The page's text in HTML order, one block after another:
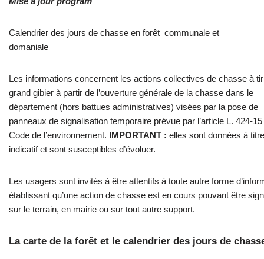
Calendrier des jours de chasse en forêt communale et
domaniale
Les informations concernent les actions collectives de chasse à
grand gibier à partir de l’ouverture générale de la chasse dans le
département (hors battues administratives) visées par la pose de
panneaux de signalisation temporaire prévue par l’article L. 424-15
Code de l’environnement. IMPORTANT : elles sont données à titre
indicatif et sont susceptibles d’évoluer.
Les usagers sont invités à être attentifs à toute autre forme
établissant qu’une action de chasse est en cours pouvant être
sur le terrain, en mairie ou sur tout autre support.
La carte de la forêt et le calendrier des jours de